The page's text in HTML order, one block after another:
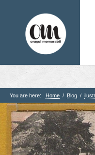
1. Pagini
Acasa
Contact
Contribuie si tu
You are here: Home / Blog /